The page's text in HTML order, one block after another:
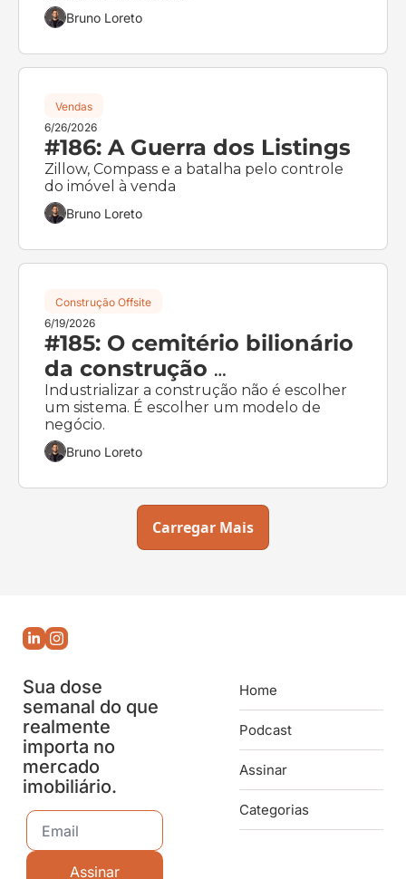
Bruno Loreto
Vendas
6/26/2026
#186: A Guerra dos Listings
Zillow, Compass e a batalha pelo controle
do imóvel à venda
Bruno Loreto
Construção Offsite
6/19/2026
#185: O cemitério bilionário
da construção
industrializada
Industrializar a construção não é escolher
um sistema. É escolher um modelo de
negócio.
Bruno Loreto
Carregar Mais
Sua dose
semanal do que
realmente
importa no
mercado
imobiliário.
Assinar
Home
Podcast
Assinar
Categorias